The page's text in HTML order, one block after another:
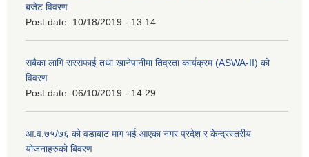
बजेट विवरण
Post date: 10/18/2019 - 13:14
सबैका लागि सरसफाई तथा खानेपानीमा तिव्रता कार्यक्रम (ASWA-II) को
विवरण
Post date: 06/10/2019 - 14:29
आ.व.७५/७६ को वडाबाट माग भई आएका नगर प्रदेश र केन्द्रस्तरीय
योजनाहरुको बिवरण